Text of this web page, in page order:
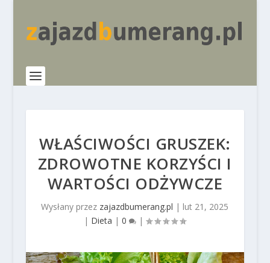
WŁAŚCIWOŚCI GRUSZEK:
ZDROWOTNE KORZYŚCI I
WARTOŚCI ODŻYWCZE
Wysłany przez zajazdbumerang.pl | lut 21, 2025
| Dieta |0 |